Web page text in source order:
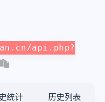
api.php?
统计 历史列表